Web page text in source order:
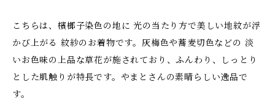
こちらは、檳榔子染色の地に 光の当たり方で美しい地紋が浮
かび上がる 紋紗のお着物です。灰梅色や蕎麦切色などの 淡
いお色味の上品な草花が施されており、ふんわり、しっとり
とした肌触りが特長です。やまとさんの素晴らしい逸品で
す。